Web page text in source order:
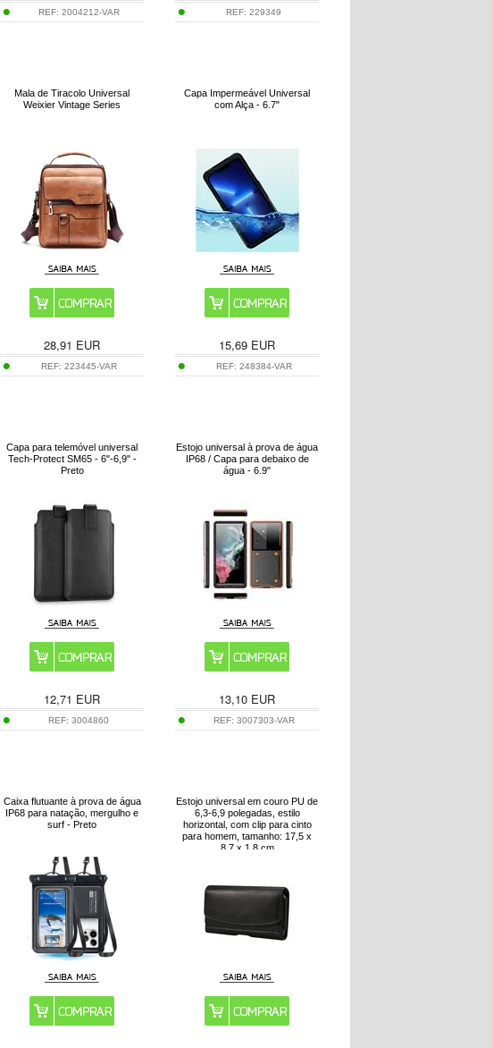
REF: 2004212-VAR REF:229349
Mala de Tiracolo Universal
Weixier Vintage Series
28,91 EUR
REF: 223445-VAR
Capa Impermeável Universal
com Alça - 6.7"
15,69 EUR
REF: 248384-VAR
Capa para telemóvel universal
Tech-Protect SM65 - 6"-6,9" -
Preto
12,71 EUR
REF:3004860
Estojo universal à prova de água
IP68 / Capa para debaixo de
água - 6.9"
13,10 EUR
REF: 3007303-VAR
Caixa flutuante à prova de água
IP68 para natação, mergulho e
surf - Preto
Estojo universal em couro PU de
6,3-6,9 polegadas, estilo
horizontal, com clip para cinto
para homem, tamanho: 17,5 x
8,7 x 1,8 cm